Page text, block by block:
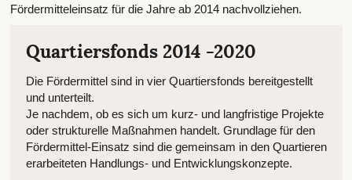
Fördermitteleinsatz für die Jahre ab 2014 nachvollziehen.
Quartiersfonds 2014 -2020
Die Fördermittel sind in vier Quartiersfonds bereitgestellt
und unterteilt.
Je nachdem, ob es sich um kurz- und langfristige Projekte
oder strukturelle Maßnahmen handelt. Grundlage für den
Fördermittel-Einsatz sind die gemeinsam in den Quartieren
erarbeiteten Handlungs- und Entwicklungskonzepte.